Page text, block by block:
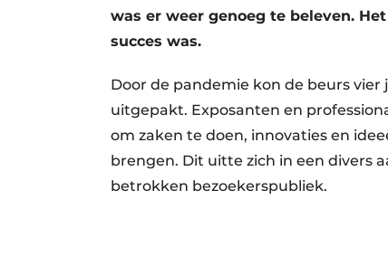
was er weer genoeg te beleven.
succes was.
Door de pandemie kon de beurs
uitgepakt. Exposanten en
om zaken te doen, innovaties en
brengen. Dit uitte zich in een divers
betrokken bezoekerspubliek.